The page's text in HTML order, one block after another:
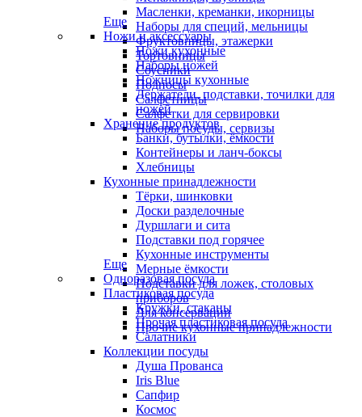
Масленки, креманки, икорницы
Наборы для специй, мельницы
Фруктовницы, этажерки
Тортовницы
Соусники
Подносы
Салфетницы
Салфетки для сервировки
Наборы посуды, сервизы
Еще
Ножи и аксессуары
Ножи кухонные
Наборы ножей
Ножницы кухонные
Держатели, подставки, точилки для
ножей
Хранение продуктов
Банки, бутылки, ёмкости
Контейнеры и ланч-боксы
Хлебницы
Кухонные принадлежности
Тёрки, шинковки
Доски разделочные
Дуршлаги и сита
Подставки под горячее
Кухонные инструменты
Мерные ёмкости
Подставки для ложек, столовых
приборов
Для консервации
Прочие кухонные принадлежности
Еще
Одноразовая посуда
Пластиковая посуда
Кружки, стаканы
Прочая пластиковая посуда
Салатники
Коллекции посуды
Душа Прованса
Iris Blue
Сапфир
Космос